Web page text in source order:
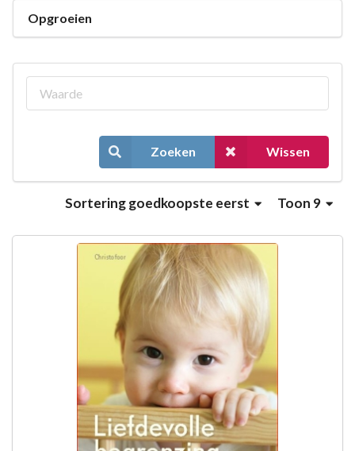
Opgroeien
Zoeken Wissen
Toon 9
Sorteringgoedkoopste eerst